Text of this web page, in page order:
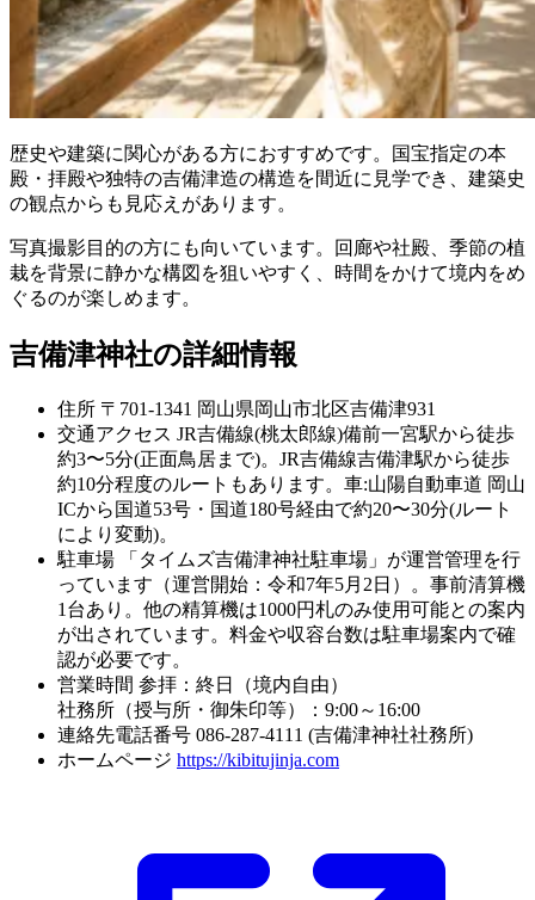
歴史や建築に関心がある方におすすめです。国宝指定の本
殿・拝殿や独特の吉備津造の構造を間近に見学でき、建築史
の観点からも見応えがあります。
写真撮影目的の方にも向いています。回廊や社殿、季節の植
栽を背景に静かな構図を狙いやすく、時間をかけて境内をめ
ぐるのが楽しめます。
吉備津神社の詳細情報
住所 〒701-1341 岡山県岡山市北区吉備津931
交通アクセス JR吉備線(桃太郎線)備前一宮駅から徒歩
約3〜5分(正面鳥居まで)。JR吉備線吉備津駅から徒歩
約10分程度のルートもあります。車:山陽自動車道 岡山
ICから国道53号・国道180号経由で約20〜30分(ルート
により変動)。
駐車場
「タイムズ吉備津神社駐車場」が運営管理を行
っています（運営開始：令和7年5月2日）。事前清算機
1台あり。他の精算機は1000円札のみ使用可能との案内
が出されています。料金や収容台数は駐車場案内で確
認が必要です。
営業時間 参拝：終日（境内自由）
社務所（授与所・御朱印等）：9:00～16:00
連絡先電話番号 086-287-4111 (吉備津神社社務所)
ホームページ https://kibitujinja.com